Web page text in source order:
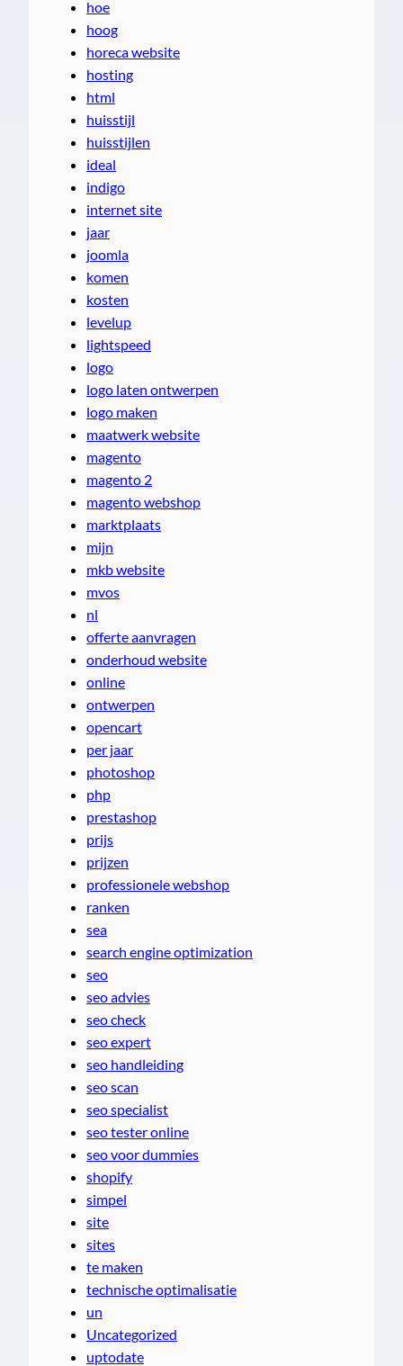
hoe
hoog
horeca website
hosting
html
huisstijl
huisstijlen
ideal
indigo
internet site
jaar
joomla
komen
kosten
levelup
lightspeed
logo
logo laten ontwerpen
logo maken
maatwerk website
magento
magento 2
magento webshop
marktplaats
mijn
mkb website
mvos
nl
offerte aanvragen
onderhoud website
online
ontwerpen
opencart
per jaar
photoshop
php
prestashop
prijs
prijzen
professionele webshop
ranken
sea
search engine optimization
seo
seo advies
seo check
seo expert
seo handleiding
seo scan
seo specialist
seo tester online
seo voor dummies
shopify
simpel
site
sites
te maken
technische optimalisatie
un
Uncategorized
uptodate